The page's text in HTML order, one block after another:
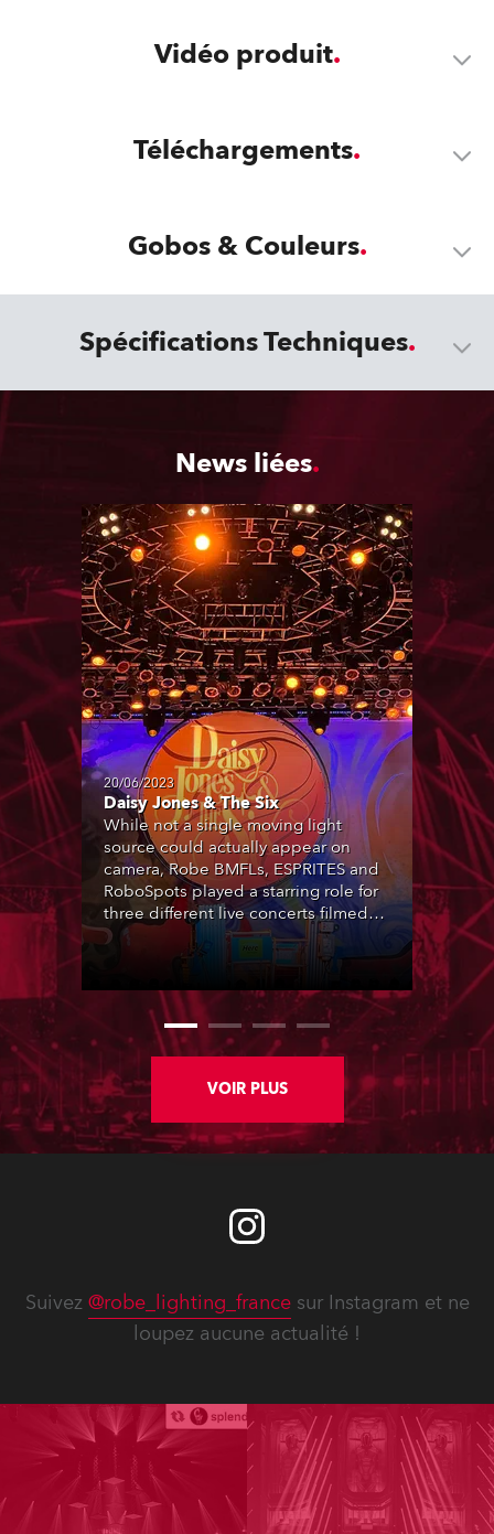
Vidéo produit
Téléchargements
Gobos & Couleurs
Spécifications Techniques
News liées
20/06/2023
Daisy Jones & The Six
While not a single moving light
source could actually appear on
camera, Robe BMFLs, ESPRITES and
RoboSpots played a starring role for
three different live concerts filmed
for the live sections of the Amazon
Prime hit Daisy Jones & The Six.
VOIR PLUS
Suivez @robe_lighting_francesur Instagram et ne
loupez aucune actualité !